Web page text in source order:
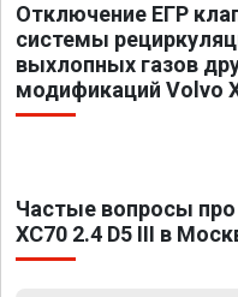
Отключение ЕГР
системы
выхлопных газов
модификаций Volvo
Частые вопросы
XC70 2.4 D5 III в